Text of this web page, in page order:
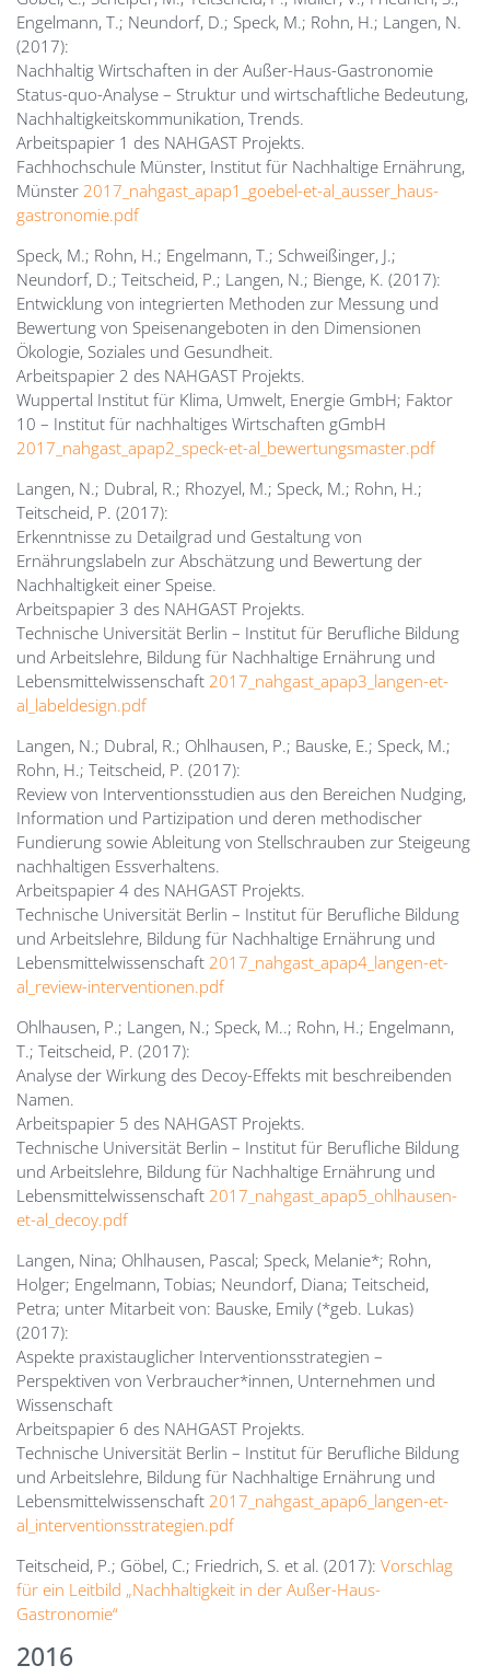
Engelmann, T.; Neundorf, D.; Speck, M.; Rohn, H.; Langen, N.
(2017):
Nachhaltig Wirtschaften in der Außer-Haus-Gastronomie
Status-quo-Analyse – Struktur und wirtschaftliche Bedeutung,
Nachhaltigkeitskommunikation, Trends.
Arbeitspapier 1 des NAHGAST Projekts.
Fachhochschule Münster, Institut für Nachhaltige Ernährung,
Münster 2017_nahgast_apap1_goebel-et-al_ausser_haus-
gastronomie.pdf
Speck, M.; Rohn, H.; Engelmann, T.; Schweißinger, J.;
Neundorf, D.; Teitscheid, P.; Langen, N.; Bienge, K. (2017):
Entwicklung von integrierten Methoden zur Messung und
Bewertung von Speisenangeboten in den Dimensionen
Ökologie, Soziales und Gesundheit.
Arbeitspapier 2 des NAHGAST Projekts.
Wuppertal Institut für Klima, Umwelt, Energie GmbH; Faktor
10 – Institut für nachhaltiges Wirtschaften gGmbH
2017_nahgast_apap2_speck-et-al_bewertungsmaster.pdf
Langen, N.; Dubral, R.; Rhozyel, M.; Speck, M.; Rohn, H.;
Teitscheid, P. (2017):
Erkenntnisse zu Detailgrad und Gestaltung von
Ernährungslabeln zur Abschätzung und Bewertung der
Nachhaltigkeit einer Speise.
Arbeitspapier 3 des NAHGAST Projekts.
Technische Universität Berlin – Institut für Berufliche Bildung
und Arbeitslehre, Bildung für Nachhaltige Ernährung und
Lebensmittelwissenschaft 2017_nahgast_apap3_langen-et-
al_labeldesign.pdf
Langen, N.; Dubral, R.; Ohlhausen, P.; Bauske, E.; Speck, M.;
Rohn, H.; Teitscheid, P. (2017):
Review von Interventionsstudien aus den Bereichen Nudging,
Information und Partizipation und deren methodischer
Fundierung sowie Ableitung von Stellschrauben zur Steigeung
nachhaltigen Essverhaltens.
Arbeitspapier 4 des NAHGAST Projekts.
Technische Universität Berlin – Institut für Berufliche Bildung
und Arbeitslehre, Bildung für Nachhaltige Ernährung und
Lebensmittelwissenschaft 2017_nahgast_apap4_langen-et-
al_review-interventionen.pdf
Ohlhausen, P.; Langen, N.; Speck, M..; Rohn, H.; Engelmann,
T.; Teitscheid, P. (2017):
Analyse der Wirkung des Decoy-Effekts mit beschreibenden
Namen.
Arbeitspapier 5 des NAHGAST Projekts.
Technische Universität Berlin – Institut für Berufliche Bildung
und Arbeitslehre, Bildung für Nachhaltige Ernährung und
Lebensmittelwissenschaft 2017_nahgast_apap5_ohlhausen-
et-al_decoy.pdf
Langen, Nina; Ohlhausen, Pascal; Speck, Melanie*; Rohn,
Holger; Engelmann, Tobias; Neundorf, Diana; Teitscheid,
Petra; unter Mitarbeit von: Bauske, Emily (*geb. Lukas)
(2017):
Aspekte praxistauglicher Interventionsstrategien –
Perspektiven von Verbraucher*innen, Unternehmen und
Wissenschaft
Arbeitspapier 6 des NAHGAST Projekts.
Technische Universität Berlin – Institut für Berufliche Bildung
und Arbeitslehre, Bildung für Nachhaltige Ernährung und
Lebensmittelwissenschaft 2017_nahgast_apap6_langen-et-
al_interventionsstrategien.pdf
Teitscheid, P.; Göbel, C.; Friedrich, S. et al. (2017): Vorschlag
für ein Leitbild „Nachhaltigkeit in der Außer-Haus-
Gastronomie“
2016